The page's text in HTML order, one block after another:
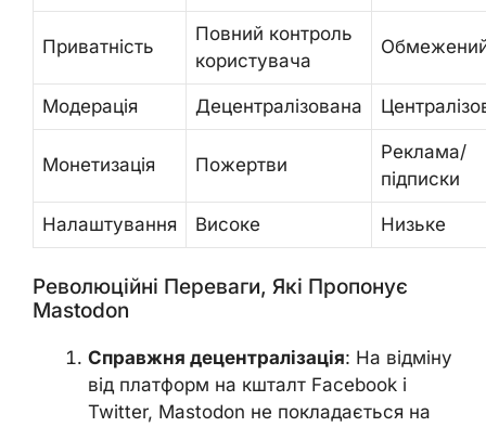
Приватність
Повний контроль
користувача
Модерація Децентралізована
Монетизація Пожертви
Реклама/
підписки
Налаштування Високе Низьке
Революційні Переваги, Які Пропонує
Mastodon
Справжня децентралізація: На відміну
від платформ на кшталт Facebook і
Twitter, Mastodon не покладається на